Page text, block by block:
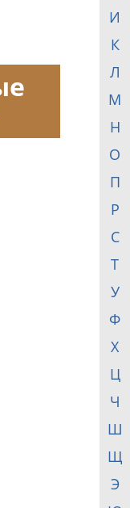
И
К
Л
М
Н
О
П
Р
С
Т
У
Ф
Х
Ц
Ч
Ш
Щ
Э